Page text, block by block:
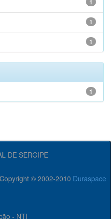
1
1
1
1
DE SERGIPE
Copyright © 2002-2010 Duraspace
- NTI